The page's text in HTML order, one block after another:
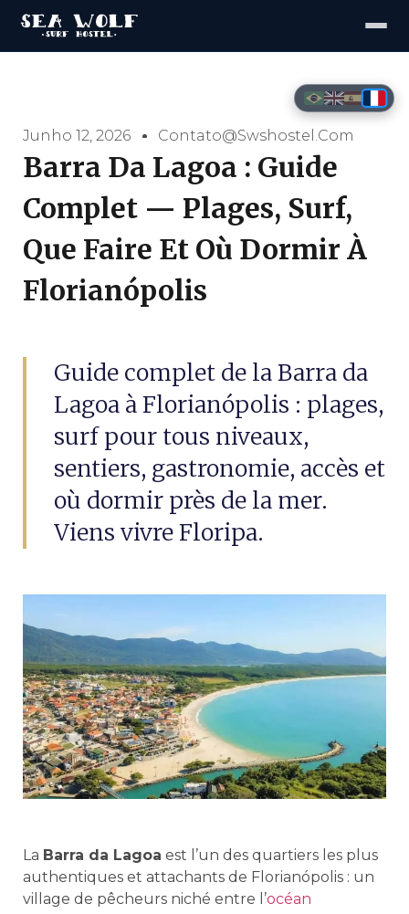
Junho 12, 2026 Contato@swshostel.com
Barra Da Lagoa : Guide
Complet — Plages, Surf,
Que Faire Et Où Dormir À
Florianópolis
Guide complet de la Barra da
Lagoa à Florianópolis : plages,
surf pour tous niveaux,
sentiers, gastronomie, accès et
où dormir près de la mer.
Viens vivre Floripa.
La Barra da Lagoa est l’un des quartiers les plus
authentiques et attachants de Florianópolis : un
village de pêcheurs niché entre l’océan